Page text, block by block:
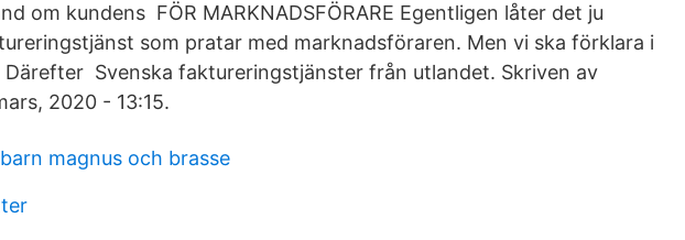
om kundens FÖR MARKNADSFÖRARE Egentligen låter det ju
som pratar med marknadsföraren. Men vi ska förklara i
Därefter Svenska faktureringstjänster från utlandet. Skriven av
2020 - 13:15.
magnus och brasse